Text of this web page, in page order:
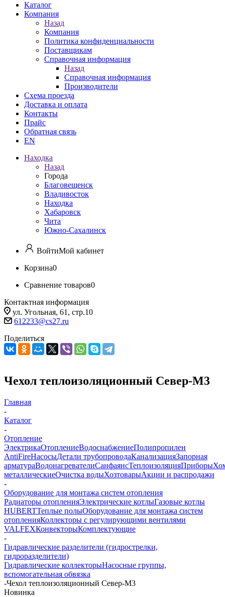
Каталог
Компания
Назад
Компания
Политика конфиденциальности
Поставщикам
Справочная информация
Назад
Справочная информация
Производители
Схема проезда
Доставка и оплата
Контакты
Прайс
Обратная связь
EN
Находка
Назад
Города
Благовещенск
Владивосток
Находка
Хабаровск
Чита
Южно-Сахалинск
ВойтиМой кабинет
Корзина0
Сравнение товаров0
Контактная информация
ул. Угольная, 61, стр.10
612233@cs27.ru
Поделиться
Чехол теплоизоляционный Север-М3
Главная
-
Каталог
-
Отопление
ЭлектрикаОтоплениеВодоснабжениеПолипропилен
AntiFireНасосыДетали трубопроводаКанализацияЗапорная
арматураВодонагревателиСанфаянсТеплоизоляцияПриборы
металлическиеОчистка водыХозтоварыАкции и распродажи
-
Оборудование для монтажа систем отопления
Радиаторы отопленияЭлектрические котлыГазовые котлы
HUBERTТеплые полыОборудование для монтажа систем
отопленияКоллекторы с регулирующими вентилями
VALFEXКонвекторыКомплектующие
-
Гидравлические разделители (гидрострелки,
гидроразделители)
Гидравлические коллекторыНасосные группы,
вспомогательная обвязка
-Чехол теплоизоляционный Север-М3
Новинка